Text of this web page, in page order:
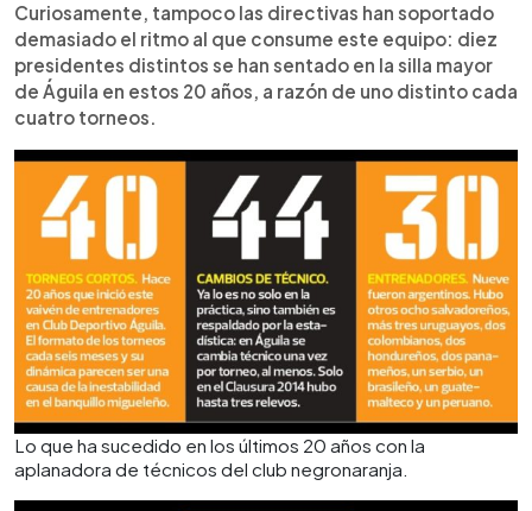
Curiosamente, tampoco las directivas han soportado
demasiado el ritmo al que consume este equipo: diez
presidentes distintos se han sentado en la silla mayor
de Águila en estos 20 años, a razón de uno distinto cada
cuatro torneos.
Lo que ha sucedido en los últimos 20 años con la
aplanadora de técnicos del club negronaranja.